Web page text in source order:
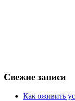
Свежие записи
Как оживить